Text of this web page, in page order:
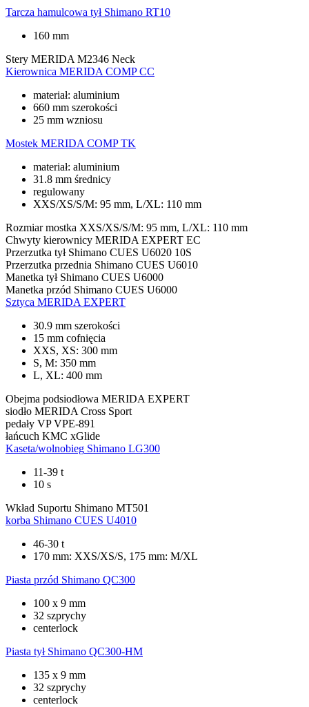
Tarcza hamulcowa tył Shimano RT10
160 mm
Stery MERIDA M2346 Neck
Kierownica MERIDA COMP CC
materiał: aluminium
660 mm szerokości
25 mm wzniosu
Mostek MERIDA COMP TK
materiał: aluminium
31.8 mm średnicy
regulowany
XXS/XS/S/M: 95 mm, L/XL: 110 mm
Rozmiar mostka XXS/XS/S/M: 95 mm, L/XL: 110 mm
Chwyty kierownicy MERIDA EXPERT EC
Przerzutka tył Shimano CUES U6020 10S
Przerzutka przednia Shimano CUES U6010
Manetka tył Shimano CUES U6000
Manetka przód Shimano CUES U6000
Sztyca MERIDA EXPERT
30.9 mm szerokości
15 mm cofnięcia
XXS, XS: 300 mm
S, M: 350 mm
L, XL: 400 mm
Obejma podsiodłowa MERIDA EXPERT
siodło MERIDA Cross Sport
pedały VP VPE-891
łańcuch KMC xGlide
Kaseta/wolnobieg Shimano LG300
11-39 t
10 s
Wkład Suportu Shimano MT501
korba Shimano CUES U4010
46-30 t
170 mm: XXS/XS/S, 175 mm: M/XL
Piasta przód Shimano QC300
100 x 9 mm
32 szprychy
centerlock
Piasta tył Shimano QC300-HM
135 x 9 mm
32 szprychy
centerlock